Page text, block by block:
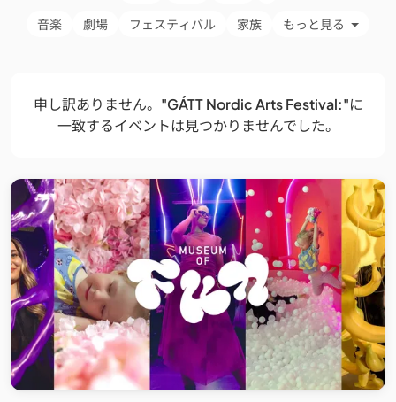
音楽 劇場 フェスティバル 家族 もっと見る
申し訳ありません。 "GÁTT Nordic Arts Festival:"に
一致するイベントは見つかりませんでした。